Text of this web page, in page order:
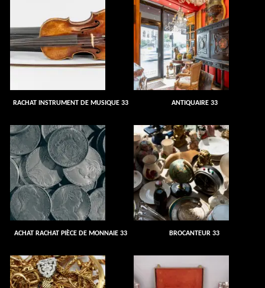
RACHAT INSTRUMENT DE MUSIQUE 33 ANTIQUAIRE 33
ACHAT RACHAT PIÈCE DE MONNAIE 33 BROCANTEUR 33